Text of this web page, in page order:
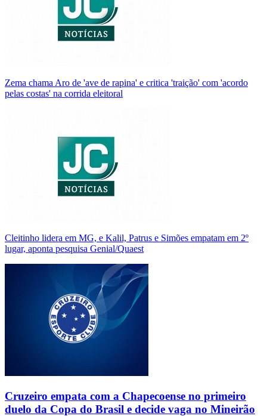
Zema chama Aro de 'ave de rapina' e critica 'traição' com 'acordo
pelas costas' na corrida eleitoral
Cleitinho lidera em MG, e Kalil, Patrus e Simões empatam em 2º
lugar, aponta pesquisa Genial/Quaest
Cruzeiro empata com a Chapecoense no primeiro
duelo da Copa do Brasil e decide vaga no Mineirão